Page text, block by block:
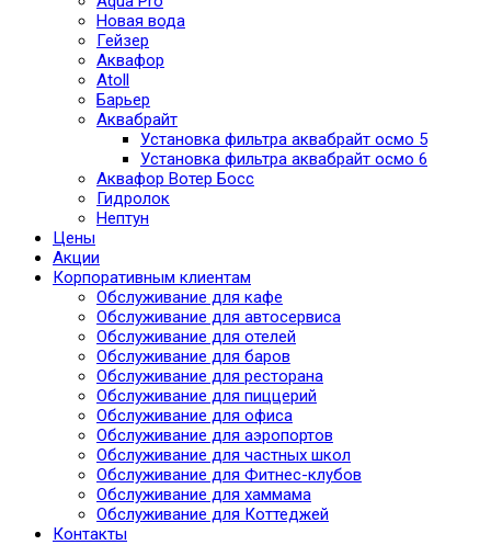
Новая вода
Гейзер
Аквафор
Atoll
Барьер
Аквабрайт
Установка фильтра аквабрайт осмо 5
Установка фильтра аквабрайт осмо 6
Аквафор Вотер Босс
Гидролок
Нептун
Цены
Акции
Корпоративным клиентам
Обслуживание для кафе
Обслуживание для автосервиса
Обслуживание для отелей
Обслуживание для баров
Обслуживание для ресторана
Обслуживание для пиццерий
Обслуживание для офиса
Обслуживание для аэропортов
Обслуживание для частных школ
Обслуживание для Фитнес-клубов
Обслуживание для хаммама
Обслуживание для Коттеджей
Контакты